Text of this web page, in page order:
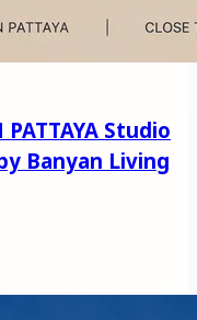
PATTAYA Studio
Banyan Living